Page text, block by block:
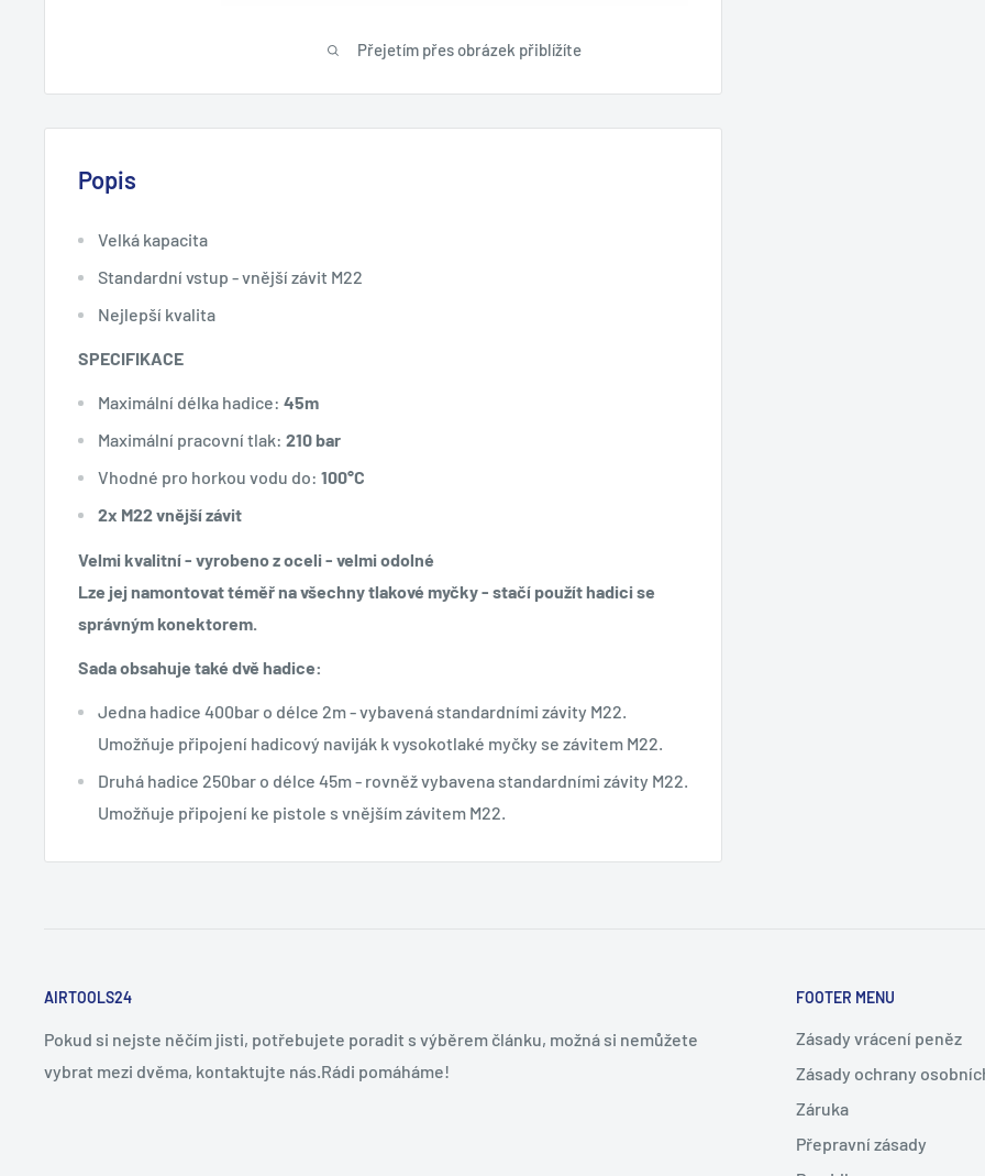
Přejetím přes obrázek přiblížíte
Popis
Velká kapacita
Standardní vstup - vnější závit M22
Nejlepší kvalita
SPECIFIKACE
Maximální délka hadice: 45m
Maximální pracovní tlak: 210 bar
Vhodné pro horkou vodu do: 100°C
2x M22 vnější závit
Velmi kvalitní - vyrobeno z oceli - velmi odolné
Lze jej namontovat téměř na všechny tlakové myčky - stačí použít hadici se
správným konektorem.
Sada obsahuje také dvě hadice:
Jedna hadice 400bar o délce 2m - vybavená standardními závity M22.
Umožňuje připojení hadicový naviják k vysokotlaké myčky se závitem M22.
Druhá hadice 250bar o délce 45m - rovněž vybavena standardními závity M22.
Umožňuje připojení ke pistole s vnějším závitem M22.
AIRTOOLS24
Pokud si nejste něčím jisti, potřebujete poradit s výběrem článku, možná si nemůžete
vybrat mezi dvěma, kontaktujte nás.Rádi pomáháme!
FOOTER MENU
Zásady vrácení peněz
Zásady ochrany
Záruka
Přepravní zásady